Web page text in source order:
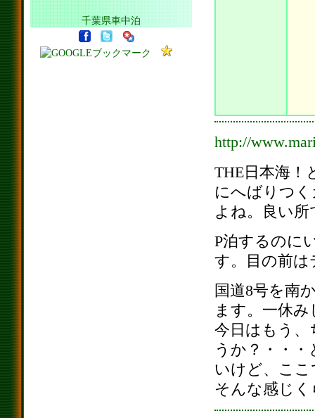
http://
THE日本海！
にへばりつ
よね。良い
P泊するのに
す。目の前
国道8号を南
ます。一休
今日はもう
うか？・・
いけど、こ
そんな感じ
千葉県車中泊